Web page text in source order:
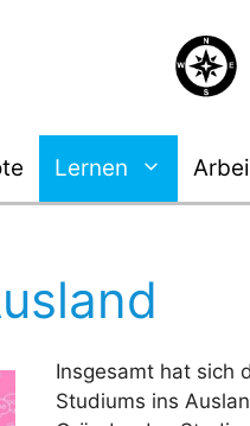
Lernen
Insgesamt hat sich
Studiums ins